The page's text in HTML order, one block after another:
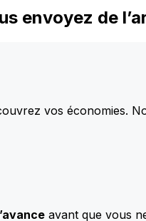
envoyez de
vos économies.
avant que vous